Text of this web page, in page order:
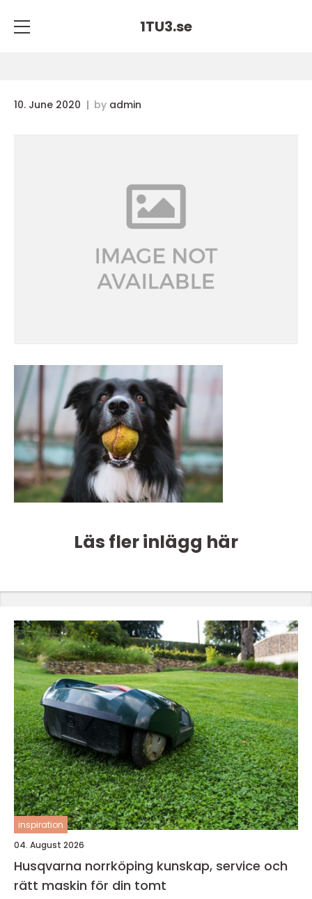
1TU3.se
10. June 2020 by admin
Läs fler inlägg här
inspiration
04. August 2026
Husqvarna norrköping kunskap, service och
rätt maskin för din tomt